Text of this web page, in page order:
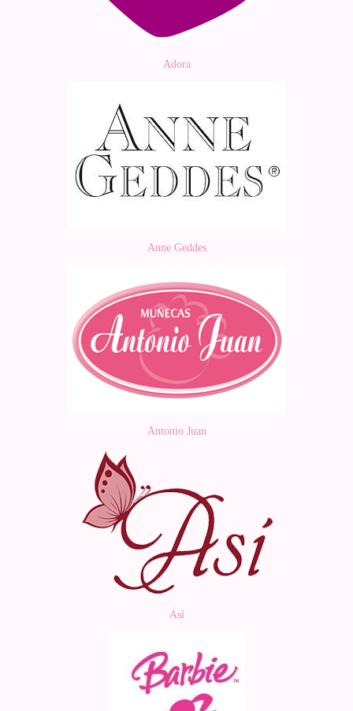
Adora
Anne Geddes
Antonio Juan
Así